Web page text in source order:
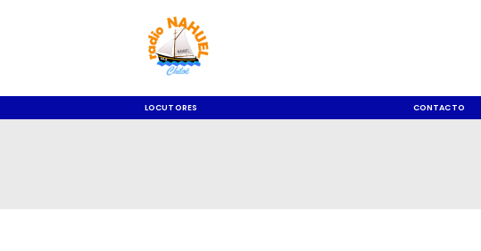
LOCUTORES CONTACTO